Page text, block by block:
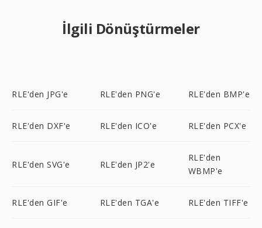
İlgili Dönüştürmeler
RLE'den JPG'e RLE'den PNG'e RLE'den BMP'e
RLE'den DXF'e RLE'den ICO'e RLE'den PCX'e
RLE'den SVG'e RLE'den JP2'e
RLE'den
WBMP'e
RLE'den GIF'e RLE'den TGA'e RLE'den TIFF'e